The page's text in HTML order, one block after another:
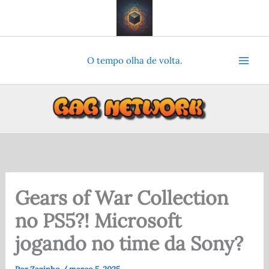
o
O tempo olha de volta.
Gears of War Collection
no PS5?! Microsoft
jogando no time da Sony?